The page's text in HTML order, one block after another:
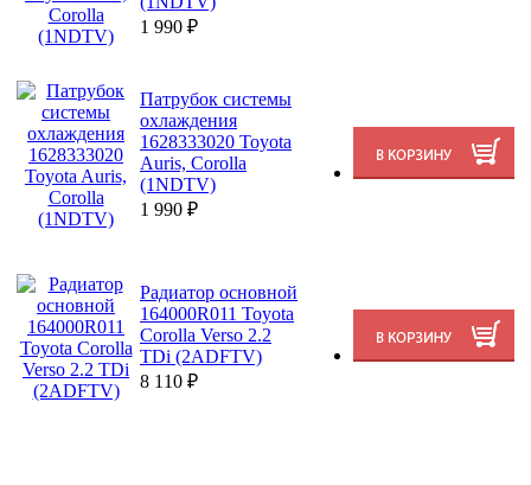
1 990 ₽
Патрубок системы
охлаждения
1628333020 Toyota
Auris, Corolla
(1NDTV)
1 990 ₽
Радиатор основной
164000R011 Toyota
Corolla Verso 2.2
TDi (2ADFTV)
8 110 ₽